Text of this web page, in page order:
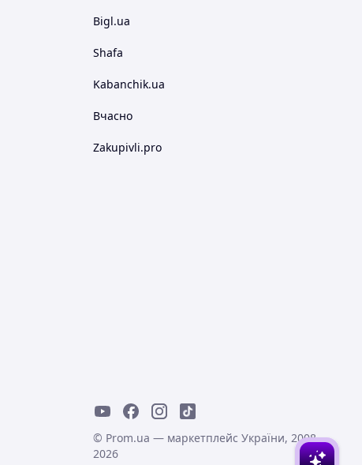
Bigl.ua
Shafa
Kabanchik.ua
Вчасно
Zakupivli.pro
© Prom.ua — маркетплейс України, 2008-
2026